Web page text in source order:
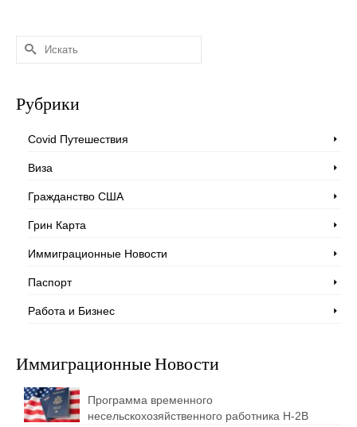
Искать:
Рубрики
Covid Путешествия
Виза
Гражданство США
Грин Карта
Иммиграционные Новости
Паспорт
Работа и Бизнес
Иммиграционные Новости
Программа временного
несельскохозяйственного работника H-2B